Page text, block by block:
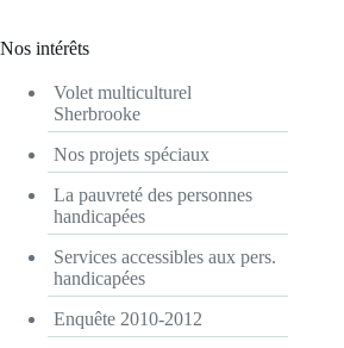
Nos intérêts
Volet multiculturel
Sherbrooke
Nos projets spéciaux
La pauvreté des personnes
handicapées
Services accessibles aux pers.
handicapées
Enquête 2010-2012